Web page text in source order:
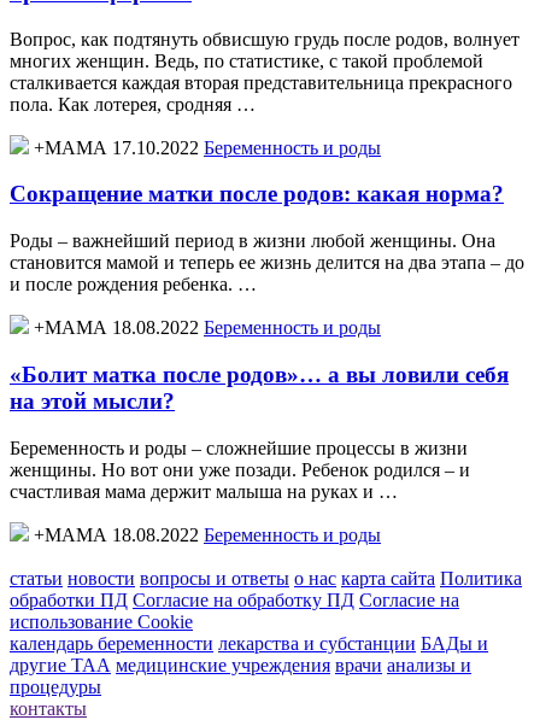
Вопрос, как подтянуть обвисшую грудь после родов, волнует
многих женщин. Ведь, по статистике, с такой проблемой
сталкивается каждая вторая представительница прекрасного
пола. Как лотерея, сродняя …
+МАМА 17.10.2022 Беременность и роды
Сокращение матки после родов: какая норма?
Роды – важнейший период в жизни любой женщины. Она
становится мамой и теперь ее жизнь делится на два этапа – до
и после рождения ребенка. …
+МАМА 18.08.2022 Беременность и роды
«Болит матка после родов»… а вы ловили себя
на этой мысли?
Беременность и роды – сложнейшие процессы в жизни
женщины. Но вот они уже позади. Ребенок родился – и
счастливая мама держит малыша на руках и …
+МАМА 18.08.2022 Беременность и роды
статьи новости вопросы и ответы о нас карта сайта Политика
обработки ПД Согласие на обработку ПД Согласие на
использование Cookie
календарь беременности лекарства и субстанции БАДы и
другие ТАА медицинские учреждения врачи анализы и
процедуры
контакты